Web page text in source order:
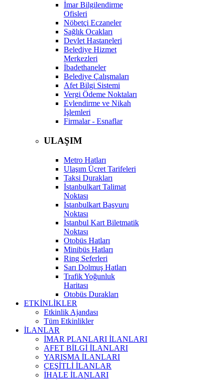
İmar Bilgilendirme
Ofisleri
Nöbetçi Eczaneler
Sağlık Ocakları
Devlet Hastaneleri
Belediye Hizmet
Merkezleri
İbadethaneler
Belediye Çalışmaları
Afet Bilgi Sistemi
Vergi Ödeme Noktaları
Evlendirme ve Nikah
İşlemleri
Firmalar - Esnaflar
ULAŞIM
Metro Hatları
Ulaşım Ücret Tarifeleri
Taksi Durakları
İstanbulkart Talimat
Noktası
İstanbulkart Başvuru
Noktası
İstanbul Kart Biletmatik
Noktası
Otobüs Hatları
Minibüs Hatları
Ring Seferleri
Sarı Dolmuş Hatları
Trafik Yoğunluk
Haritası
Otobüs Durakları
ETKİNLİKLER
Etkinlik Ajandası
Tüm Etkinlikler
İLANLAR
İMAR PLANLARI İLANLARI
AFET BİLGİ İLANLARI
YARIŞMA İLANLARI
ÇEŞİTLİ İLANLAR
İHALE İLANLARI